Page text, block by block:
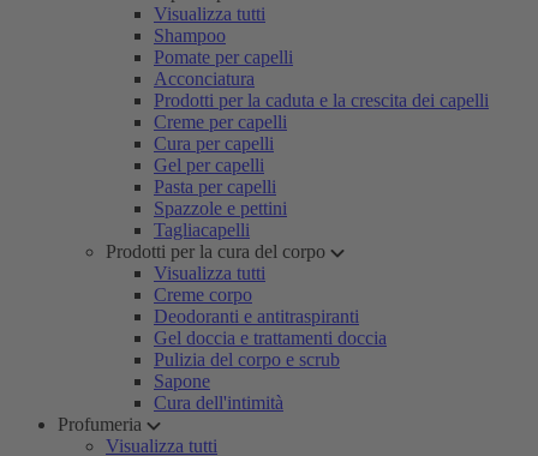
Visualizza tutti
Shampoo
Pomate per capelli
Acconciatura
Prodotti per la caduta e la crescita dei capelli
Creme per capelli
Cura per capelli
Gel per capelli
Pasta per capelli
Spazzole e pettini
Tagliacapelli
Prodotti per la cura del corpo
Visualizza tutti
Creme corpo
Deodoranti e antitraspiranti
Gel doccia e trattamenti doccia
Pulizia del corpo e scrub
Sapone
Cura dell'intimità
Profumeria
Visualizza tutti